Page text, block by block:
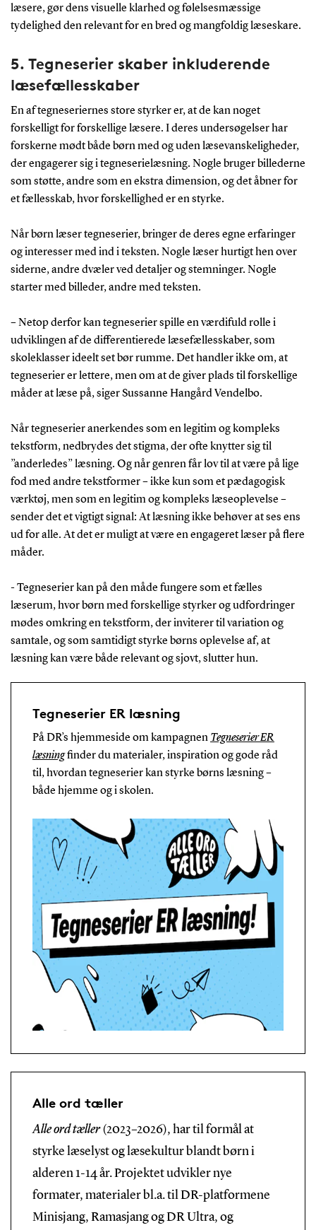
læsere, gør dens visuelle klarhed og følelsesmæssige
tydelighed den relevant for en bred og mangfoldig læseskare.
5. Tegneserier skaber inkluderende
læsefællesskaber
En af tegneseriernes store styrker er, at de kan noget
forskelligt for forskellige læsere. I deres undersøgelser har
forskerne mødt både børn med og uden læsevanskeligheder,
der engagerer sig i tegneserielæsning. Nogle bruger billederne
som støtte, andre som en ekstra dimension, og det åbner for
et fællesskab, hvor forskellighed er en styrke.
Når børn læser tegneserier, bringer de deres egne erfaringer
og interesser med ind i teksten. Nogle læser hurtigt hen over
siderne, andre dvæler ved detaljer og stemninger. Nogle
starter med billeder, andre med teksten.
– Netop derfor kan tegneserier spille en værdifuld rolle i
udviklingen af de differentierede læsefællesskaber, som
skoleklasser ideelt set bør rumme. Det handler ikke om, at
tegneserier er lettere, men om at de giver plads til forskellige
måder at læse på, siger Sussanne Hangård Vendelbo.
Når tegneserier anerkendes som en legitim og kompleks
tekstform, nedbrydes det stigma, der ofte knytter sig til
”anderledes” læsning. Og når genren får lov til at være på lige
fod med andre tekstformer – ikke kun som et pædagogisk
værktøj, men som en legitim og kompleks læseoplevelse –
sender det et vigtigt signal: At læsning ikke behøver at ses ens
ud for alle. At det er muligt at være en engageret læser på flere
måder.
- Tegneserier kan på den måde fungere som et fælles
læserum, hvor børn med forskellige styrker og udfordringer
mødes omkring en tekstform, der inviterer til variation og
samtale, og som samtidigt styrke børns oplevelse af, at
læsning kan være både relevant og sjovt, slutter hun.
Tegneserier ER læsning
På DR’s hjemmeside om kampagnen Tegneserier ER
læsningfinder du materialer, inspiration og gode råd
til, hvordan tegneserier kan styrke børns læsning –
både hjemme og i skolen.
Alle ord tæller
Alle ord tæller(2023–2026), har til formål at
styrke læselyst og læsekultur blandt børn i
alderen 1-14 år. Projektet udvikler nye
formater, materialer bl.a. til DR-platformene
Minisjang, Ramasjang og DR Ultra, og